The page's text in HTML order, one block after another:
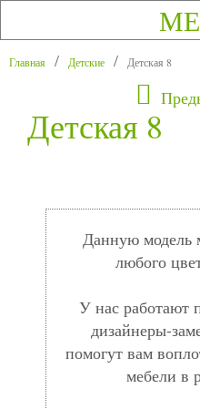
Главная Детские Детская 8
Детская 8
Данную модель
любого
У нас работают
дизайнеры-
помогут вам
мебели в